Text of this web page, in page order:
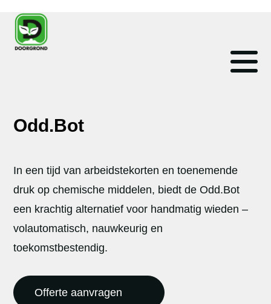
Odd.Bot
In een tijd van arbeidstekorten en toenemende
druk op chemische middelen, biedt de Odd.Bot
een krachtig alternatief voor handmatig wieden –
volautomatisch, nauwkeurig en
toekomstbestendig.
Offerte aanvragen